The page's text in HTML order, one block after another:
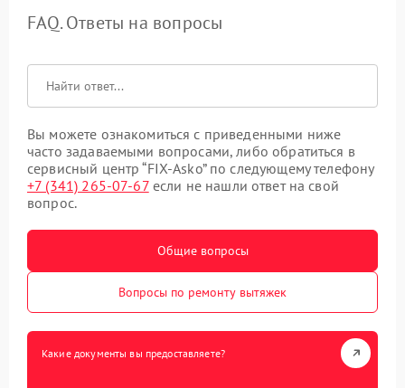
FAQ. Ответы на вопросы
Вы можете ознакомиться с приведенными ниже
часто задаваемыми вопросами, либо обратиться в
сервисный центр “FIX-Asko” по следующему телефону
+7 (341) 265-07-67если не нашли ответ на свой
вопрос.
Общие вопросы
Вопросы по ремонту вытяжек
Какие документы вы предоставляете?